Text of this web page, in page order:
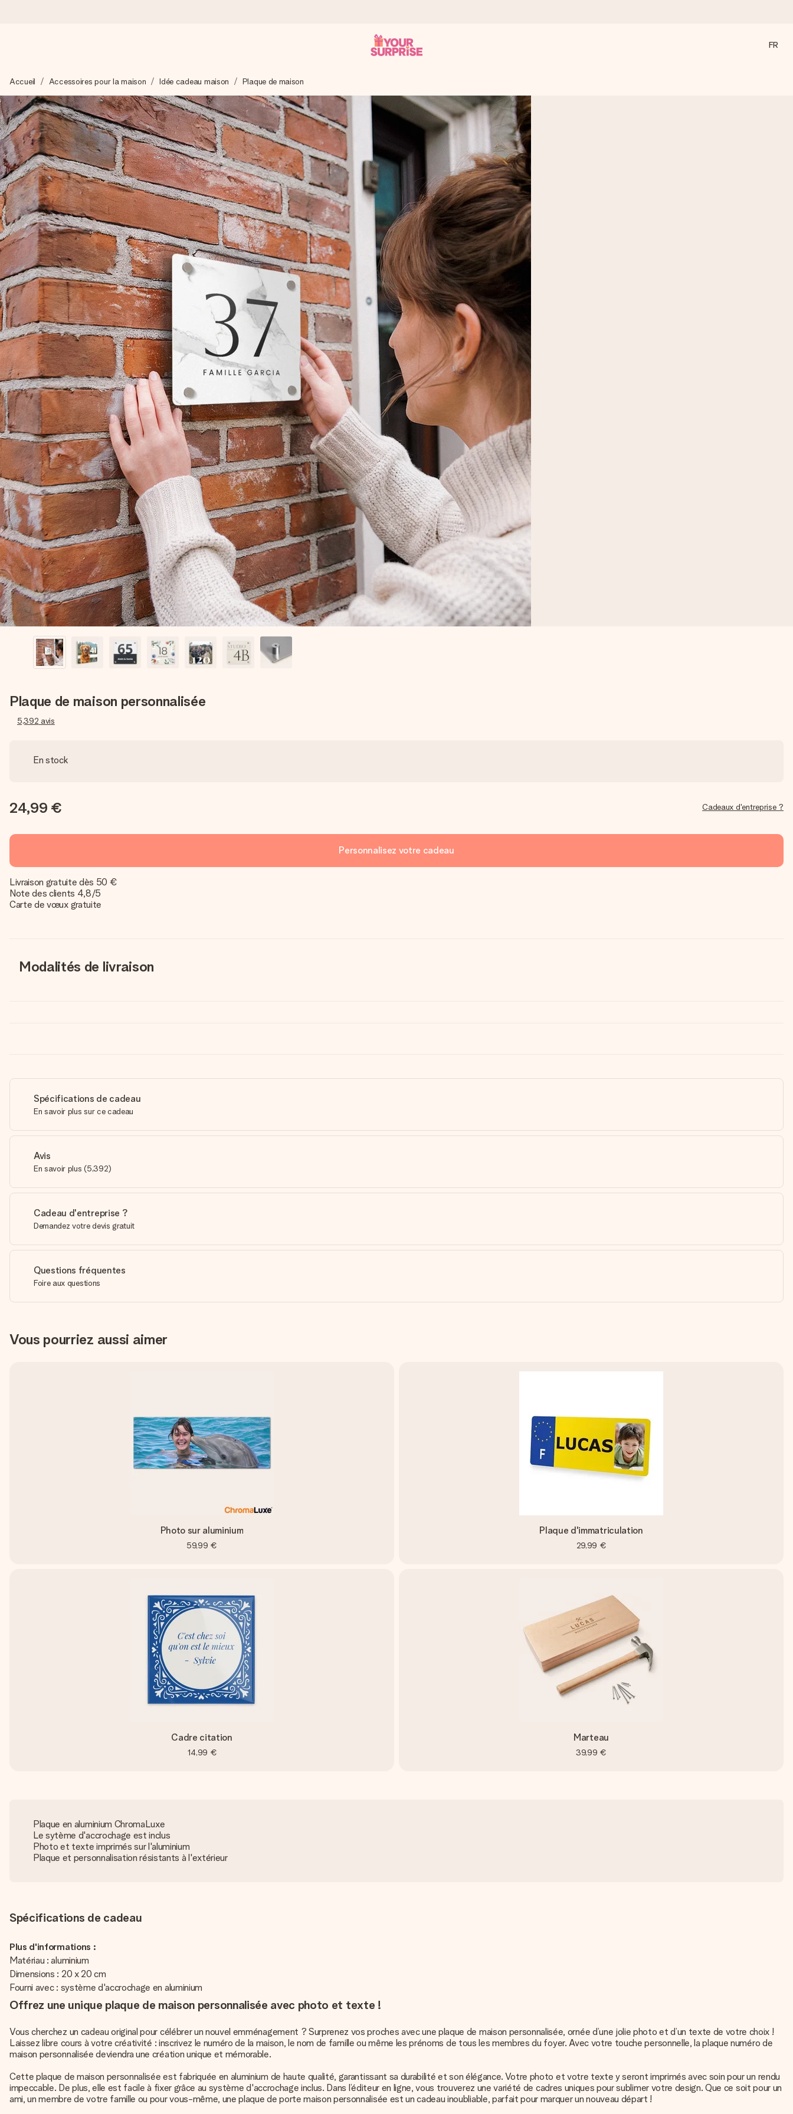
Nous préparons votre cadeau avec attention et l’envoyons en un éclair – pour que vous puissiez l’offrir au bon moment, quand cela compte le plus.
4,9 (sur la base de +15 000 avis)
Nos cadeaux sont appréciés. Les clients nous attribuent une note de 4,9 sur Google Reviews (total de tous les pays où nous sommes présents).
Carte de vœux gratuite
Créez quelque chose d’unique en quelques étapes – avec son prénom, votre photo ou un message qui touche le cœur. Sans complications, juste tout l’amour pour le moment idéal.
FR
Accueil Accessoires pour la maison Idée cadeau maison Plaque de maison
Plaque de maison personnalisée
5,392 avis
En stock
24,99 € Cadeaux d'entreprise ?
Personnalisez votre cadeau
Livraison gratuite dès 50 €
Note des clients 4,8/5
Carte de vœux gratuite
Modalités de livraison
Spécifications de cadeau
En savoir plus sur ce cadeau
Avis
En savoir plus (5,392)
Cadeau d'entreprise ?
Demandez votre devis gratuit
Questions fréquentes
Foire aux questions
Vous pourriez aussi aimer
Photo sur aluminium
59,99 €
Plaque d'immatriculation
29,99 €
Cadre citation
14,99 €
Marteau
39,99 €
Plaque en aluminium ChromaLuxe
Le sytème d'accrochage est inclus
Photo et texte imprimés sur l'aluminium
Plaque et personnalisation résistants à l'extérieur
Spécifications de cadeau
Plus d'informations :
Matériau : aluminium
Dimensions : 20 x 20 cm
Fourni avec : système d'accrochage en aluminium
Offrez une unique plaque de maison personnalisée avec photo et texte !
Vous cherchez un cadeau original pour célébrer un nouvel emménagement ? Surprenez vos proches avec une plaque de maison personnalisée, ornée d’une jolie photo et d’un texte de votre choix !
Laissez libre cours à votre créativité : inscrivez le numéro de la maison, le nom de famille ou même les prénoms de tous les membres du foyer. Avec votre touche personnelle, la plaque numéro de
maison personnalisée deviendra une création unique et mémorable.
Cette plaque de maison personnalisée est fabriquée en aluminium de haute qualité, garantissant sa durabilité et son élégance. Votre photo et votre texte y seront imprimés avec soin pour un rendu
impeccable. De plus, elle est facile à fixer grâce au système d'accrochage inclus. Dans l’éditeur en ligne, vous trouverez une variété de cadres uniques pour sublimer votre design. Que ce soit pour un
ami, un membre de votre famille ou pour vous-même, une plaque de porte maison personnalisée est un cadeau inoubliable, parfait pour marquer un nouveau départ !